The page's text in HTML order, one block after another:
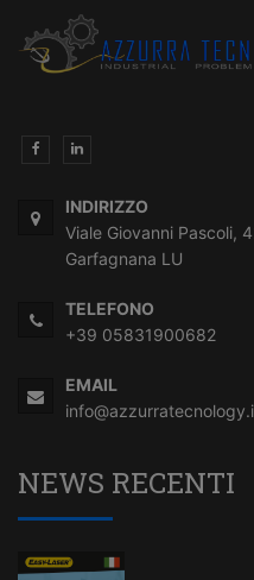
INDIRIZZO
Viale Giovanni Pascoli,
Garfagnana LU
TELEFONO
+39 05831900682
EMAIL
NEWS RECENTI